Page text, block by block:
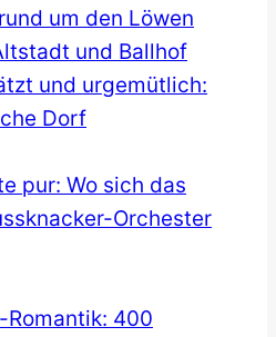
um den Löwen
und Ballhof
und urgemütlich:
Dorf
pur: Wo sich das
Orchester
Romantik: 400